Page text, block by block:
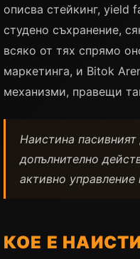
описва стейкинг, yield
студено съхранение,
всяко от тях спрямо
маркетинга, и Bitok
механизми, правещи
Наистина
допълнително
активно
КОЕ Е